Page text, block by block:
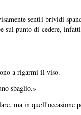
sentii brividi
punto di cedere,
a rigarmi il viso.
sbaglio.»
ma in quell'occasione